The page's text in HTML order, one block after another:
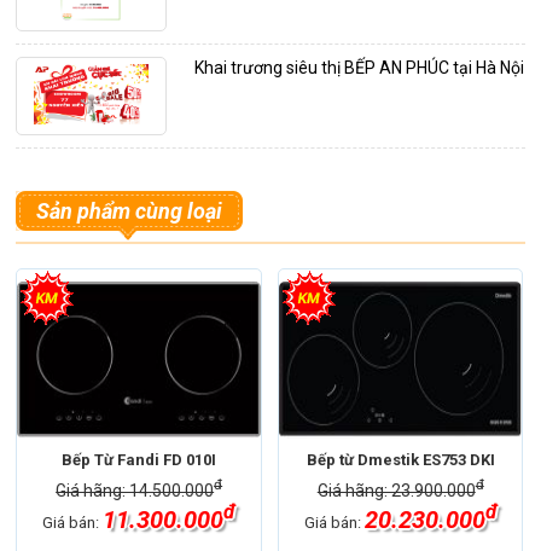
Khai trương siêu thị BẾP AN PHÚC tại Hà Nội
Sản phẩm cùng loại
Bếp Từ Fandi FD 010I
Giá hãng: 14.500.000đ
Giá bán: 11.300.000đ
Bếp từ Dmestik ES753 DKI
Giá hãng: 23.900.000đ
Giá bán: 20.230.000đ